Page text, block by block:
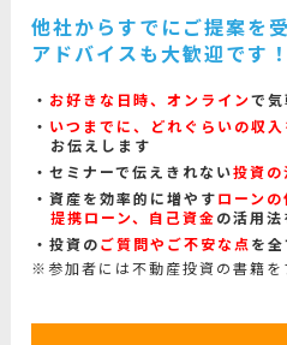
他社からすでにご提案を
アドバイスも大歓迎です！
お好きな日時、オンラインで
いつまでに、どれぐらいの収
お伝えします
セミナーで伝えきれない投資の
資産を効率的に増やすローンの
提携ローン、自己資金の活用
投資のご質問やご不安な点 を
※参加者には不動産投資の書籍を